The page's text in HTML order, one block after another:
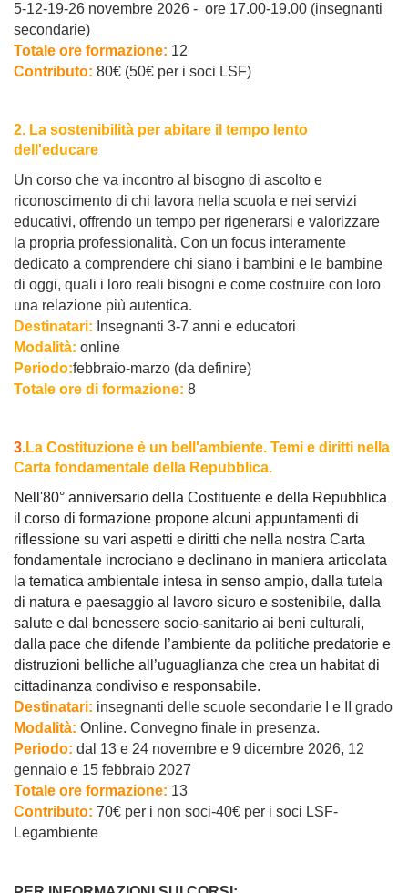
5-12-19-26 novembre 2026 - ore 17.00-19.00 (insegnanti
secondarie)
Totale ore formazione: 12
Contributo: 80€ (50€ per i soci LSF)
2. La sostenibilità per abitare il tempo lento
dell'educare
Un corso che va incontro al bisogno di ascolto e
riconoscimento di chi lavora nella scuola e nei servizi
educativi, offrendo un tempo per rigenerarsi e valorizzare
la propria professionalità. Con un focus interamente
dedicato a comprendere chi siano i bambini e le bambine
di oggi, quali i loro reali bisogni e come costruire con loro
una relazione più autentica.
Destinatari: Insegnanti 3-7 anni e educatori
Modalità: online
Periodo:febbraio-marzo (da definire)
Totale ore di formazione: 8
3.La Costituzione è un bell'ambiente. Temi e diritti nella
Carta fondamentale della Repubblica.
Nell'80° anniversario della Costituente e della Repubblica
il corso di formazione propone alcuni appuntamenti di
riflessione su vari aspetti e diritti che nella nostra Carta
fondamentale incrociano e declinano in maniera articolata
la tematica ambientale intesa in senso ampio, dalla tutela
di natura e paesaggio al lavoro sicuro e sostenibile, dalla
salute e dal benessere socio-sanitario ai beni culturali,
dalla pace che difende l’ambiente da politiche predatorie e
distruzioni belliche all’uguaglianza che crea un habitat di
cittadinanza condiviso e responsabile.
Destinatari: insegnanti delle scuole secondarie I e II grado
Modalità: Online. Convegno finale in presenza.
Periodo: dal 13 e 24 novembre e 9 dicembre 2026, 12
gennaio e 15 febbraio 2027
Totale ore formazione: 13
Contributo: 70€ per i non soci-40€ per i soci LSF-
Legambiente